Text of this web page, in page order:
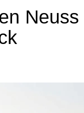
bauen